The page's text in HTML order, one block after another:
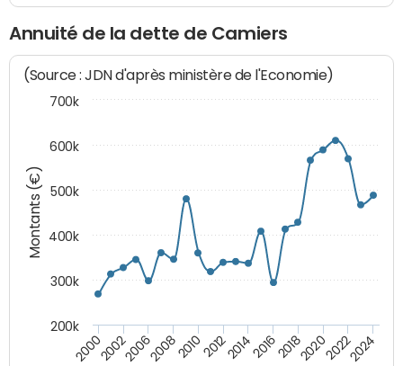
Annuité de la dette de Camiers
Montants (€)
(Source : JDN d'après ministère de l'Economie)
200020022006200820102012201420162018202020222024
200k
300k
400k
500k
600k
700k